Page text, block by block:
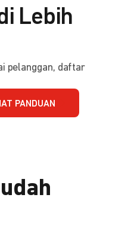
Lebih
pelanggan, daftar
PANDUAN